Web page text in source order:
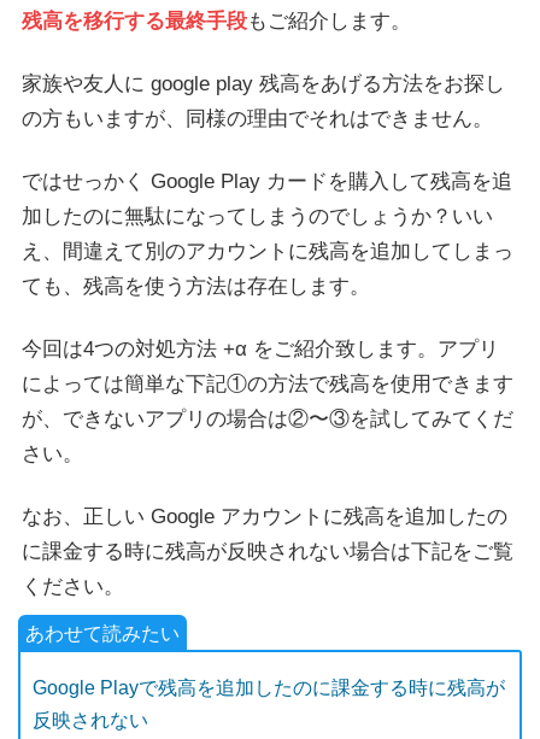
残高を移行する最終手段もご紹介します。
家族や友人に google play 残高をあげる方法をお探し
の方もいますが、同様の理由でそれはできません。
ではせっかく Google Play カードを購入して残高を追
加したのに無駄になってしまうのでしょうか？いい
え、間違えて別のアカウントに残高を追加してしまっ
ても、残高を使う方法は存在します。
今回は4つの対処方法 +α をご紹介致します。アプリ
によっては簡単な下記①の方法で残高を使用できます
が、できないアプリの場合は②〜③を試してみてくだ
さい。
なお、正しい Google アカウントに残高を追加したの
に課金する時に残高が反映されない場合は下記をご覧
ください。
Google Playで残高を追加したのに課金する時に残高が
反映されない